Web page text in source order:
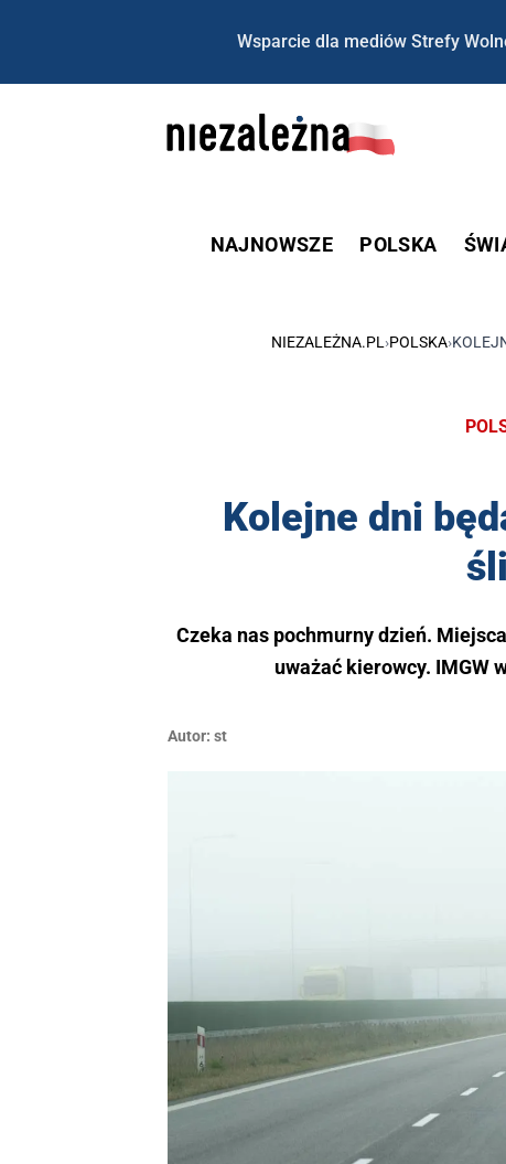
Wsparcie dla mediów Strefy
NAJNOWSZE POLSKA
NIEZALEŻNA.PL ›POLSKA›
Kolejne dni
Czeka nas pochmurny dzień.
uważać kierowcy. IMGW
Autor: st